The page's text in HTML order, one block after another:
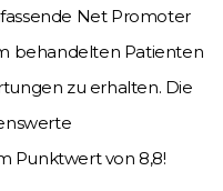
Net Promoter
behandelten Patienten
zu erhalten. Die
Punktwert von 8,8!